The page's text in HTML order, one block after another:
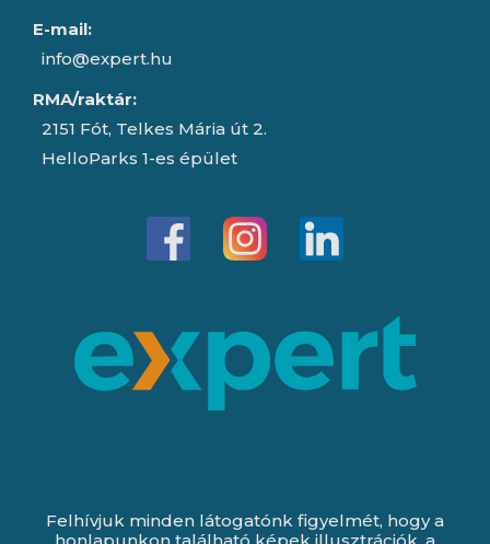
E-mail:
info@expert.hu
RMA/raktár:
2151 Fót, Telkes Mária út 2.
HelloParks 1-es épület
Felhívjuk minden látogatónk figyelmét, hogy a